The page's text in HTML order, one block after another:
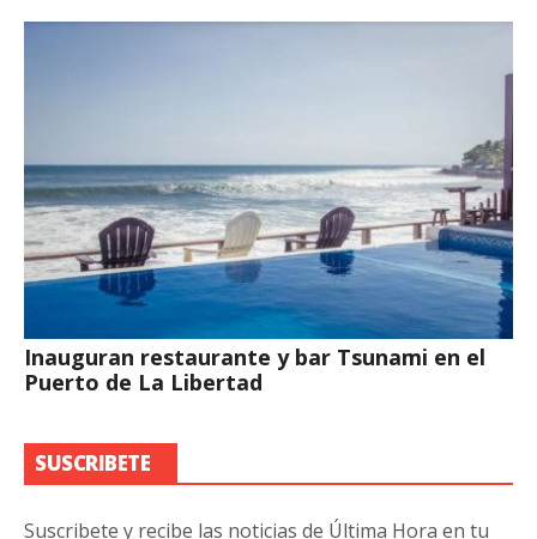
Inauguran restaurante y bar Tsunami en el
Puerto de La Libertad
SUSCRIBETE
Suscribete y recibe las noticias de Última Hora en tu